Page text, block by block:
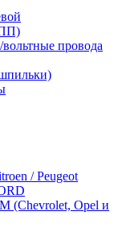
провода
/ Peugeot
(Chevrolet, Opel и